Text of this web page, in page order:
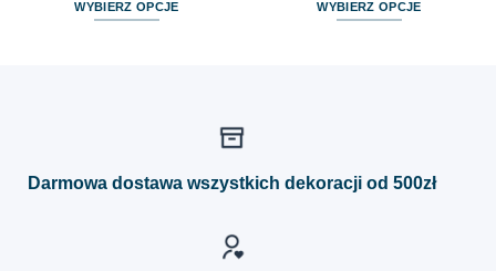
WYBIERZ OPCJE WYBIERZ OPCJE
można
Darmowa dostawa wszystkich dekoracji od 500zł